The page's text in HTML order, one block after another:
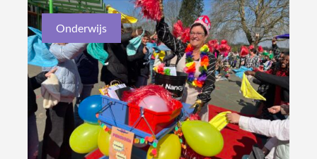
Onderwijs